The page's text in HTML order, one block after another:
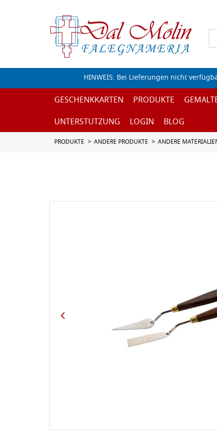
HINWEIS: Bei Lieferungen nicht
GESCHENKKARTEN PRODUKTE
UNTERSTUTZUNG
LOGIN BLOG
PRODUKTE ANDERE PRODUKTE ANDERE